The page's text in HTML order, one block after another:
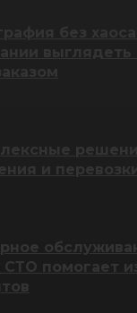
помогает